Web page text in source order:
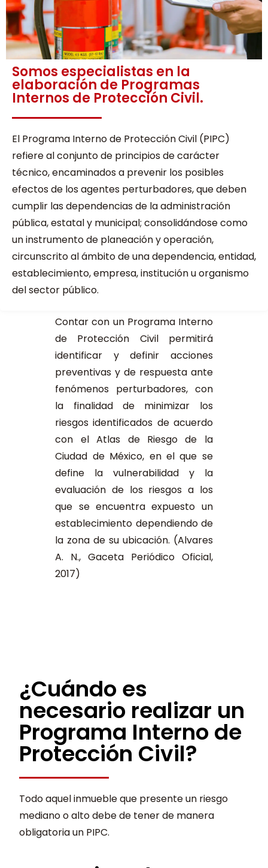
Somos especialistas en la
elaboración de Programas
Internos de Protección Civil.
El Programa Interno de Protección Civil (PIPC)
refiere al conjunto de principios de carácter
técnico, encaminados a prevenir los posibles
efectos de los agentes perturbadores, que deben
cumplir las dependencias de la administración
pública, estatal y municipal; consolidándose como
un instrumento de planeación y operación,
circunscrito al ámbito de una dependencia, entidad,
establecimiento, empresa, institución u organismo
del sector público.
Contar con un Programa Interno
de Protección Civil permitirá
identificar y definir acciones
preventivas y de respuesta ante
fenómenos perturbadores, con
la finalidad de minimizar los
riesgos identificados de acuerdo
con el Atlas de Riesgo de la
Ciudad de México, en el que se
define la vulnerabilidad y la
evaluación de los riesgos a los
que se encuentra expuesto un
establecimiento dependiendo de
la zona de su ubicación. (Alvares
A. N., Gaceta Periódico Oficial,
2017)
¿Cuándo es
necesario realizar un
Programa Interno de
Protección Civil?
Todo aquel inmueble que presente un riesgo
mediano o alto debe de tener de manera
obligatoria un PIPC.